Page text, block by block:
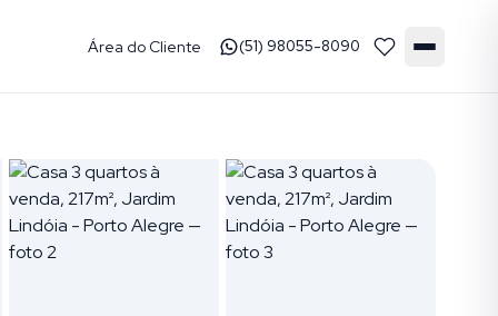
Área do Cliente (51) 98055-8090